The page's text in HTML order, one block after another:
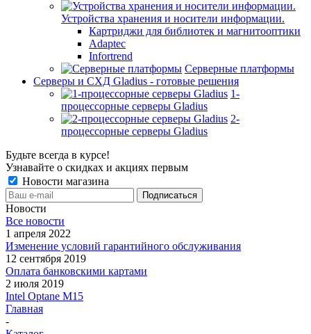
Устройства хранения и носители информации.
Картриджи для библиотек и магнитооптики
Adaptec
Infortrend
Серверные платформы
Серверы и СХД Gladius - готовые решения
1-
процессорные серверы Gladius
2-
процессорные серверы Gladius
Будьте всегда в курсе!
Узнавайте о скидках и акциях первым
Новости магазина
Новости
Все новости
1 апреля 2022
Изменение условий гарантийного обслуживания
12 сентября 2019
Оплата банковскими картами
2 июля 2019
Intel Optane M15
Главная
-